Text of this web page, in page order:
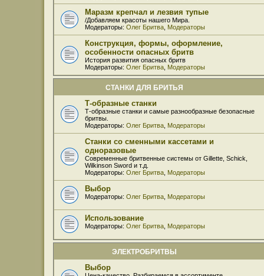
Маразм крепчал и лезвия тупые
/Добавляем красоты нашего Мира.
Модераторы: Олег Бритва Модераторы
Конструкция, формы, оформление,
особенности опасных бритв
История развития опасных бритв
Модераторы: Олег Бритва Модераторы
СТАНКИ ДЛЯ БРИТЬЯ
Т-образные станки
Т-образные станки и самые разнообразные безопасные
бритвы.
Модераторы: Олег Бритва Модераторы
Станки со сменными кассетами и
одноразовые
Современные бритвенные системы от Gillette, Schick,
Wilkinson Sword и т.д.
Модераторы: Олег Бритва Модераторы
Выбор
Модераторы: Олег Бритва Модераторы
Использование
Модераторы: Олег Бритва Модераторы
ЭЛЕКТРОБРИТВЫ
Выбор